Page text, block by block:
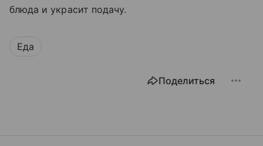
блюда и украсит подачу.
Еда
Поделиться